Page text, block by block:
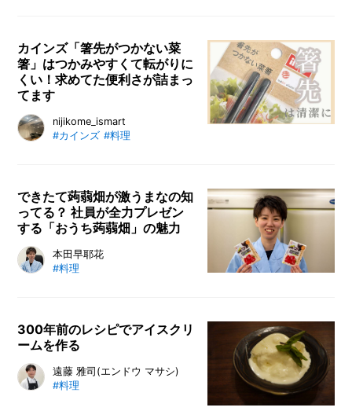
カインズ「箸先がつかない菜
箸」はつかみやすくて転がりに
くい！求めてた便利さが詰まっ
てます
毎日のように使う菜箸は、置き場所
に困ったり、転がってしまったりと
ジナルの「箸先がつかない菜箸」は
シンプルに見えて、細かなところに
家事楽ポイントが潜んでいる画期的
なアイテムなんです。
nijikome_ismart
#カインズ #料理
できたて蒟蒻畑が激うまなの知
ってる？ 社員が全力プレゼン
する「おうち蒟蒻畑」の魅力
お好みの飲料で、誰でも手軽に「お
うち蒟蒻畑」が作れる！ こんにゃ
いてアレコレ聞いてきました。アレ
ンジ次第で無限大のアイデア広が
る、生蒟蒻畑レシピをお楽しみくだ
さい。
本田早耶花
#料理
300年前のレシピでアイスクリ
ームを作る
アイスクリームの歴史を追体験！
1733年（約300年前）のアイスク
遠藤 雅司(エンドウ マサシ)
#料理